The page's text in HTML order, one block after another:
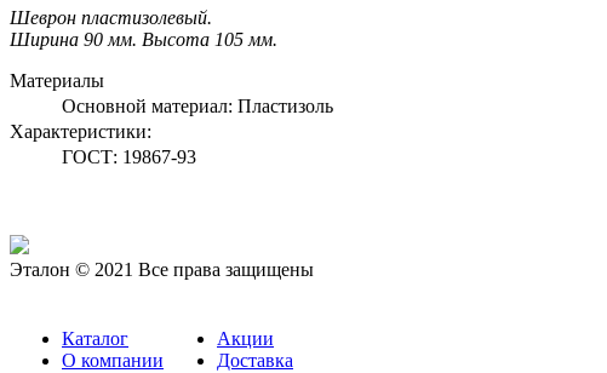
Шеврон пластизолевый.
Ширина 90 мм. Высота 105 мм.
Материалы
Основной материал: Пластизоль
Характеристики:
ГОСТ: 19867-93
Эталон © 2021 Все права защищены
Каталог
О компании
Акции
Доставка